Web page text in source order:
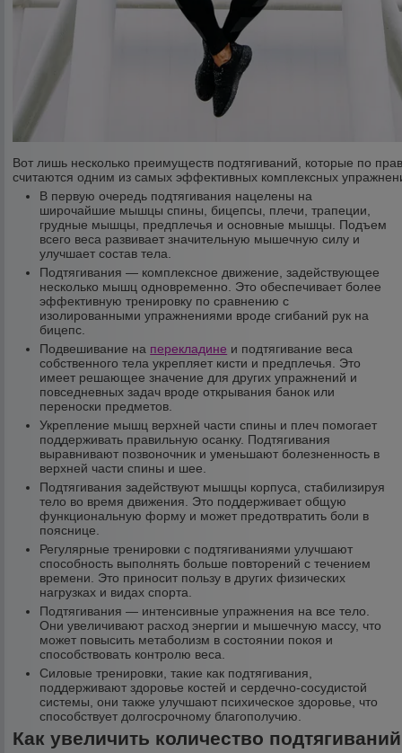
Вот лишь несколько преимуществ подтягиваний, которые по
считаются одним из самых эффективных комплексных
В первую очередь подтягивания нацелены на
широчайшие мышцы спины, бицепсы, плечи, трапеции,
грудные мышцы, предплечья и основные мышцы. Подъем
всего веса развивает значительную мышечную силу и
улучшает состав тела.
Подтягивания — комплексное движение, задействующее
несколько мышц одновременно. Это обеспечивает более
эффективную тренировку по сравнению с
изолированными упражнениями вроде сгибаний рук на
бицепс.
Подвешивание на перекладине и подтягивание веса
собственного тела укрепляет кисти и предплечья. Это
имеет решающее значение для других упражнений и
повседневных задач вроде открывания банок или
переноски предметов.
Укрепление мышц верхней части спины и плеч помогает
поддерживать правильную осанку. Подтягивания
выравнивают позвоночник и уменьшают болезненность в
верхней части спины и шее.
Подтягивания задействуют мышцы корпуса, стабилизируя
тело во время движения. Это поддерживает общую
функциональную форму и может предотвратить боли в
пояснице.
Регулярные тренировки с подтягиваниями улучшают
способность выполнять больше повторений с течением
времени. Это приносит пользу в других физических
нагрузках и видах спорта.
Подтягивания — интенсивные упражнения на все тело.
Они увеличивают расход энергии и мышечную массу, что
может повысить метаболизм в состоянии покоя и
способствовать контролю веса.
Силовые тренировки, такие как подтягивания,
поддерживают здоровье костей и сердечно-сосудистой
системы, они также улучшают психическое здоровье, что
способствует долгосрочному благополучию.
Как увеличить количество подтягиваний